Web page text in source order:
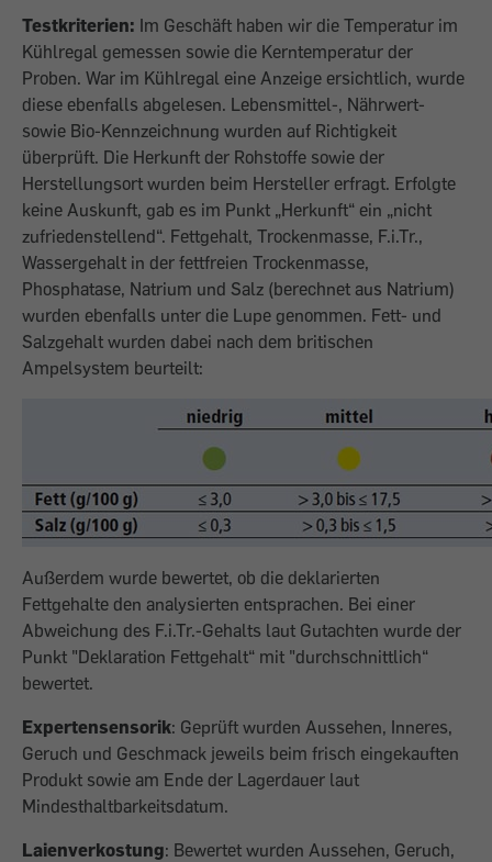
Testkriterien: Im Geschäft haben wir die Temperatur im
Kühlregal gemessen sowie die Kerntemperatur der
Proben. War im Kühlregal eine Anzeige ersichtlich, wurde
diese ebenfalls abgelesen. Lebensmittel-, Nährwert-
sowie Bio-Kennzeichnung wurden auf Richtigkeit
überprüft. Die Herkunft der Rohstoffe sowie der
Herstellungsort wurden beim Hersteller erfragt. Erfolgte
keine Auskunft, gab es im Punkt „Herkunft“ ein „nicht
zufrieden­stellend“. Fett­gehalt, Trockenmasse, F.i.Tr.,
Wassergehalt in der fettfreien Trockenmasse,
Phosphatase, Natrium und Salz (berechnet aus Natrium)
wurden ebenfalls unter die Lupe genommen. Fett- und
Salzgehalt wurden dabei nach dem britischen
Ampelsystem beurteilt:
Außerdem wurde bewertet, ob die deklarierten
Fettgehalte den analysierten entsprachen. Bei einer
Abweichung des F.i.Tr.-Gehalts laut Gutachten wurde der
Punkt "Deklaration Fettgehalt“ mit "durchschnittlich“
bewertet.
Expertensensorik: Geprüft wurden Aussehen, Inneres,
Geruch und Geschmack jeweils beim frisch eingekauften
Produkt sowie am Ende der Lagerdauer laut
Mindesthaltbarkeitsdatum.
Laienverkostung: Bewertet wurden Aussehen, Geruch,